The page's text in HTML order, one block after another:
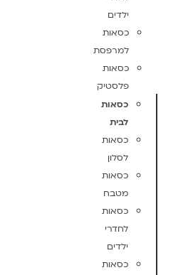
ילדים
כסאות
למרפסת
כסאות
פלסטיק
כסאות
לבית
כסאות
לסלון
כסאות
מטבח
כסאות
לחדרי
ילדים
כסאות